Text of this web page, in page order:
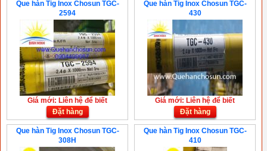
Que hàn Tig Inox Chosun TGC-
2594
Giá mới: Liên hệ để biết
Đặt hàng
Que hàn Tig Inox Chosun TGC-
430
Giá mới: Liên hệ để biết
Đặt hàng
Que hàn Tig Inox Chosun TGC-
308H
Que hàn Tig Inox Chosun TGC-
410